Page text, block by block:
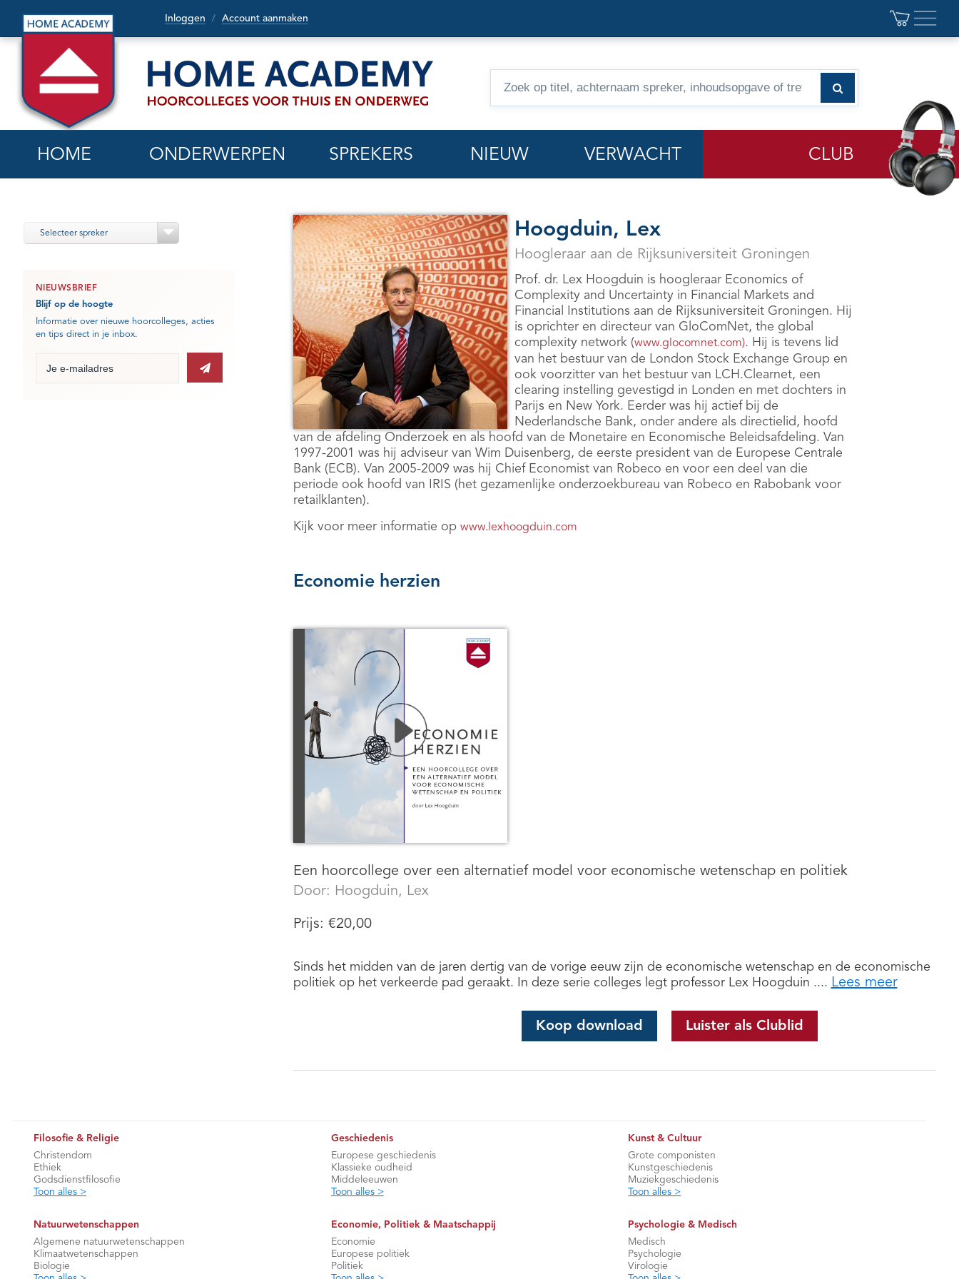
Inloggen / Account aanmaken
HOME ONDERWERPEN SPREKERS NIEUW VERWACHT CLUB
Selecteer spreker
NIEUWSBRIEF
Blijf op de hoogte
Informatie over nieuwe hoorcolleges, acties
en tips direct in je inbox.
Hoogduin, Lex
Hoogleraar aan de Rijksuniversiteit Groningen
Prof. dr. Lex Hoogduin is hoogleraar Economics of
Complexity and Uncertainty in Financial Markets and
Financial Institutions aan de Rijksuniversiteit Groningen. Hij
is oprichter en directeur van GloComNet, the global
complexity network (www.glocomnet.com). Hij is tevens lid
van het bestuur van de London Stock Exchange Group en
ook voorzitter van het bestuur van LCH.Clearnet, een
clearing instelling gevestigd in Londen en met dochters in
Parijs en New York. Eerder was hij actief bij de
Nederlandsche Bank, onder andere als directielid, hoofd
van de afdeling Onderzoek en als hoofd van de Monetaire en Economische Beleidsafdeling. Van
1997-2001 was hij adviseur van Wim Duisenberg, de eerste president van de Europese Centrale
Bank (ECB). Van 2005-2009 was hij Chief Economist van Robeco en voor een deel van die
periode ook hoofd van IRIS (het gezamenlijke onderzoekbureau van Robeco en Rabobank voor
retailklanten).
Kijk voor meer informatie op www.lexhoogduin.com
Economie herzien
Een hoorcollege over een alternatief model voor economische wetenschap en politiek
Door: Hoogduin, Lex
Prijs: €20,00
Sinds het midden van de jaren dertig van de vorige eeuw zijn de economische wetenschap en de economische
politiek op het verkeerde pad geraakt. In deze serie colleges legt professor Lex Hoogduin .... Lees meer
Koop download Luister als Clublid
Filosofie & Religie
Christendom
Ethiek
Godsdienstfilosofie
Toon alles >
Geschiedenis
Europese geschiedenis
Klassieke oudheid
Middeleeuwen
Toon alles >
Kunst & Cultuur
Grote componisten
Kunstgeschiedenis
Muziekgeschiedenis
Toon alles >
Natuurwetenschappen
Algemene natuurwetenschappen
Klimaatwetenschappen
Biologie
Economie, Politiek & Maatschappij
Economie
Europese politiek
Politiek
Psychologie & Medisch
Medisch
Psychologie
Virologie